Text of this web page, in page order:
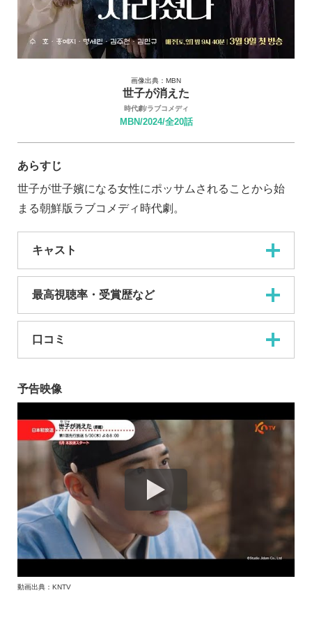
画像出典：MBN
世子が消えた
時代劇/ラブコメディ
MBN/2024/全20話
あらすじ
世子が世子嬪になる女性にポッサムされることから始
まる朝鮮版ラブコメディ時代劇。
キャスト
最高視聴率・受賞歴など
口コミ
予告映像
動画出典：KNTV